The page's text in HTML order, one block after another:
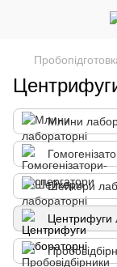
Млини
Шейкери
Центрифуги